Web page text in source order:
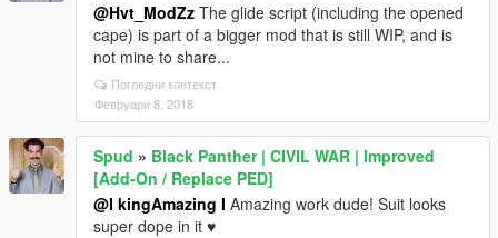
@Hvt_ModZz The glide script (including the opened
cape) is part of a bigger mod that is still WIP, and is
not mine to share...
Погледни контекст
Февруари 8, 2018
Spud » Black Panther | CIVIL WAR | Improved
[Add-On / Replace PED]
@I kingAmazing I Amazing work dude! Suit looks
super dope in it ♥